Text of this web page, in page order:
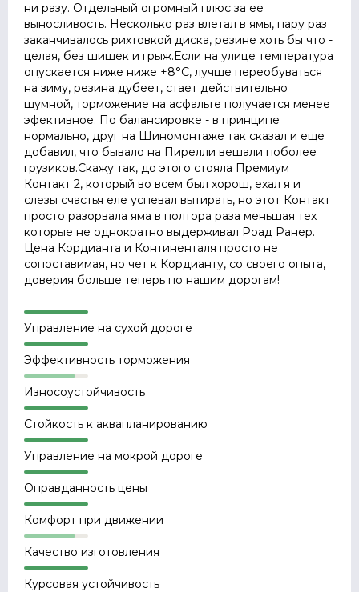
ни разу. Отдельный огромный плюс за ее
выносливость. Несколько раз влетал в ямы, пару раз
заканчивалось рихтовкой диска, резине хоть бы что -
целая, без шишек и грыж.Если на улице температура
опускается ниже ниже +8°С, лучше переобуваться
на зиму, резина дубеет, стает действительно
шумной, торможение на асфальте получается менее
эфективное. По балансировке - в принципе
нормально, друг на Шиномонтаже так сказал и еще
добавил, что бывало на Пирелли вешали поболее
грузиков.Скажу так, до этого стояла Премиум
Контакт 2, который во всем был хорош, ехал я и
слезы счастья еле успевал вытирать, но этот Контакт
просто разорвала яма в полтора раза меньшая тех
которые не однократно выдерживал Роад Ранер.
Цена Кордианта и Континенталя просто не
сопоставимая, но чет к Кордианту, со своего опыта,
доверия больше теперь по нашим дорогам!
Управление на сухой дороге
Эффективность торможения
Износоустойчивость
Стойкость к аквапланированию
Управление на мокрой дороге
Оправданность цены
Комфорт при движении
Качество изготовления
Курсовая устойчивость